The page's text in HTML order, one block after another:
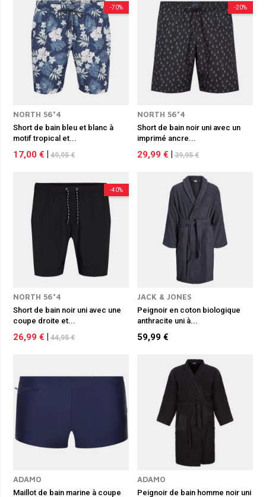
-70%
NORTH 56°4
Short de bain bleu et blanc à
motif tropical et...
17,00 € 49,95 €
-20%
NORTH 56°4
Short de bain noir uni avec un
imprimé ancre...
29,99 € 39,95 €
-40%
NORTH 56°4
Short de bain noir uni avec une
coupe droite et...
26,99 € 44,95 €
JACK & JONES
Peignoir en coton biologique
anthracite uni à...
59,99 €
ADAMO
Maillot de bain marine à coupe
ADAMO
Peignoir de bain homme noir uni